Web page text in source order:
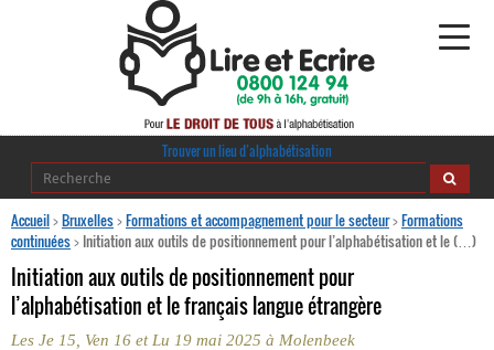
Alphabétisation
journaldelalpha.be
Trouver un lieu d’alphabétisation
Accueil>Bruxelles>Formations et accompagnement pour le secteur>Formations
continuées> Initiation aux outils de positionnement pour l’alphabétisation et le (…)
Initiation aux outils de positionnement pour
l’alphabétisation et le français langue étrangère
Les Je 15, Ven 16 et Lu 19 mai 2025 à Molenbeek